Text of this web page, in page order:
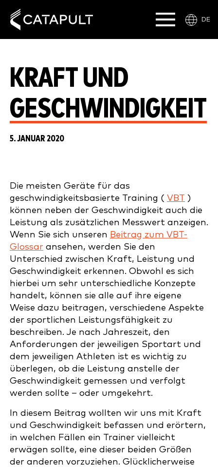
DE
KRAFT UND
GESCHWINDIGKEIT
5. JANUAR 2020
Die meisten Geräte für das
geschwindigkeitsbasierte Training ( VBT )
können neben der Geschwindigkeit auch die
Leistung als zusätzlichen Messwert anzeigen.
Wenn Sie sich unseren Beitrag zum VBT-
Glossar ansehen, werden Sie den
Unterschied zwischen Kraft, Leistung und
Geschwindigkeit erkennen. Obwohl es sich
hierbei um sehr unterschiedliche Konzepte
handelt, können sie alle auf ihre eigene
Weise dazu beitragen, verschiedene Aspekte
der sportlichen Leistungsfähigkeit zu
beschreiben. Je nach Jahreszeit, den
Anforderungen der jeweiligen Sportart und
dem jeweiligen Athleten ist es wichtig zu
überlegen, ob die Leistung anstelle der
Geschwindigkeit gemessen und verfolgt
werden sollte – oder umgekehrt.
In diesem Beitrag wollten wir uns mit Kraft
und Geschwindigkeit befassen und erörtern,
in welchen Fällen ein Trainer vielleicht
erwägen sollte, eine dieser beiden Größen
der anderen vorzuziehen. Glücklicherweise